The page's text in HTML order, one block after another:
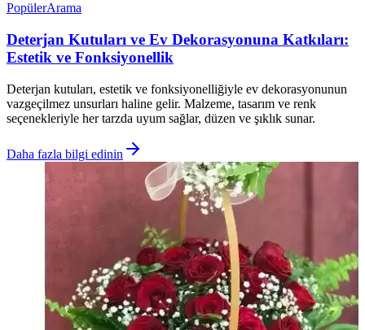
PopülerArama
Deterjan Kutuları ve Ev Dekorasyonuna Katkıları:
Estetik ve Fonksiyonellik
Deterjan kutuları, estetik ve fonksiyonelliğiyle ev dekorasyonunun
vazgeçilmez unsurları haline gelir. Malzeme, tasarım ve renk
seçenekleriyle her tarzda uyum sağlar, düzen ve şıklık sunar.
Daha fazla bilgi edinin